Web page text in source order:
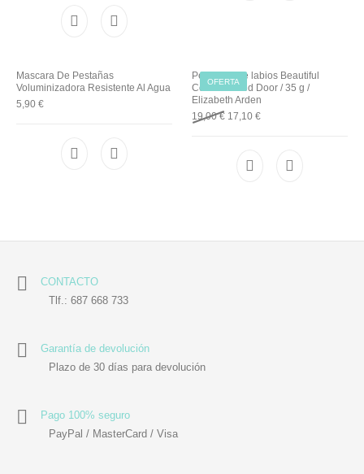
Mascara De Pestañas
Voluminizadora Resistente Al Agua
5,90€
OFERTA
Perfilador de labios Beautiful
Color/ 01 Red Door / 35 g /
Elizabeth Arden
19,00€ 17,10 €
CONTACTO
Tlf.: 687 668 733
Garantía de devolución
Plazo de 30 días para devolución
Pago 100% seguro
PayPal / MasterCard / Visa